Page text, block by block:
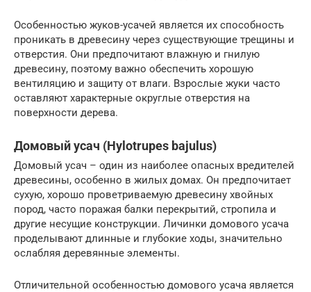
Особенностью жуков-усачей является их способность
проникать в древесину через существующие трещины и
отверстия. Они предпочитают влажную и гнилую
древесину, поэтому важно обеспечить хорошую
вентиляцию и защиту от влаги. Взрослые жуки часто
оставляют характерные округлые отверстия на
поверхности дерева.
Домовый усач (Hylotrupes bajulus)
Домовый усач – один из наиболее опасных вредителей
древесины, особенно в жилых домах. Он предпочитает
сухую, хорошо проветриваемую древесину хвойных
пород, часто поражая балки перекрытий, стропила и
другие несущие конструкции. Личинки домового усача
проделывают длинные и глубокие ходы, значительно
ослабляя деревянные элементы.
Отличительной особенностью домового усача является